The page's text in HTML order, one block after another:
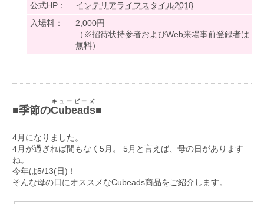
公式HP：
インテリアライフスタイル2018
入場料：
2,000円
（※招待状持参者およびWeb来場事前登録者は
無料）
■季節のCubeads
キュービーズ
■
4月になりました。
4月が過ぎれば間もなく5月。 5月と言えば、母の日があります
ね。
今年は5/13(日)！
そんな母の日にオススメなCubeads商品をご紹介します。